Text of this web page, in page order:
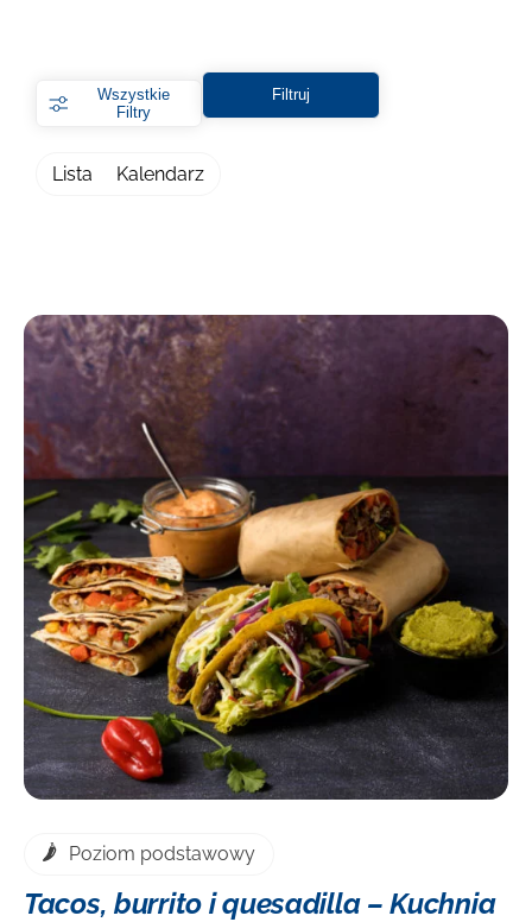
Wybierz lokalizację
Warszawa Kraków
Cena
Lista Kalendarz
Wszystkie
Filtry
Filtruj
DOWIEDZ SIĘ WIĘCEJ
Poziom podstawowy
Tacos, burrito i quesadilla – Kuchnia